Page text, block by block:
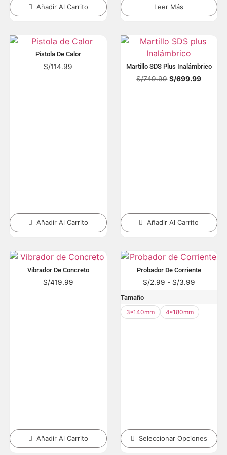
Añadir Al Carrito Leer Más
Pistola De Calor
S/114.99
Añadir Al Carrito
Martillo SDS Plus Inalámbrico
S/749.99 S/699.99
Añadir Al Carrito
Vibrador De Concreto
S/419.99
Añadir Al Carrito
Probador De Corriente
S/2.99 - S/3.99
Tamaño
3*140mm
4*180mm
Seleccionar Opciones